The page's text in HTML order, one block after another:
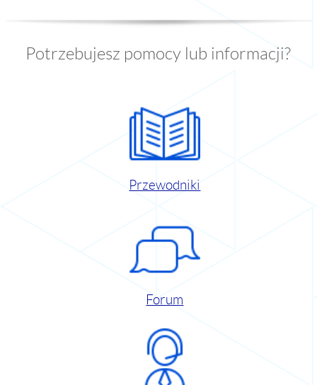
Potrzebujesz pomocy lub informacji?
Przewodniki
Forum